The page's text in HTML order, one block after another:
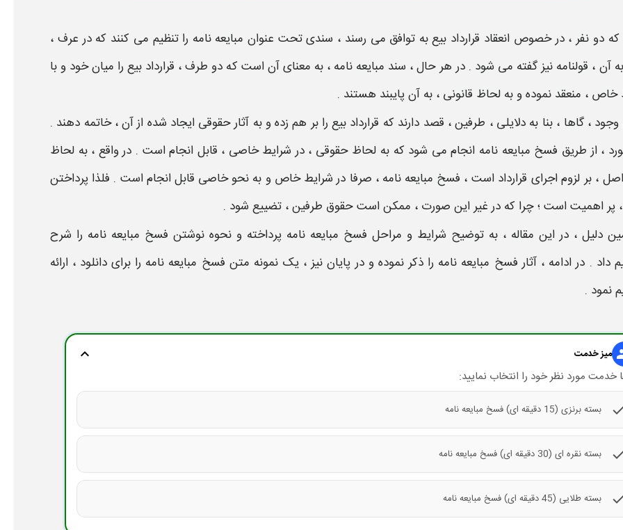
که دو نفر ، در خصوص انعقاد قرارداد بیعبه توافق می رسند ، سندی تحت عنوان مبایعه نامه را تنظیم می کنند که در عرف ،
آن ، قولنامه نیز گفته می شود . در هر حال ، سند مبایعه نامه ، به معنای آن است که دو طرف ، قرارداد بیع را میان خود و با
خاص ، منعقد نموده و به لحاظ قانونی ، به آن پایبند هستند .
وجود ، گاها ، بنا به دلایلی ، طرفین ، قصد دارند که قرارداد بیع را بر هم زده و به آثار حقوقی ایجاد شده از آن ، خاتمه دهند .
، از طریق فسخ مبایعه نامه انجام می شود که به لحاظ حقوقی ، در شرایطخاصی ، قابل انجام است . در واقع ، به لحاظ
، بر لزوم اجرای قرارداد است ، فسخ مبایعه نامه ، صرفا درشرایطخاص و به نحوخاصی قابل انجام است . فلذا پرداختن
پر اهمیت است ؛ چرا که در غیر این صورت ، ممکن است حقوق طرفین ، تضییع شود .
دلیل ، در این مقاله ، به توضیح شرایط و مراحل فسخ مبایعه نامه پرداخته و نحوه نوشتن فسخ مبایعه نامه را شرح
داد . در ادامه ، آثار فسخ مبایعه نامه را ذکر نموده و در پایان نیز ، یک نمونه متن فسخ مبایعه نامه را برای دانلود ، ارائه
نمود .
میز خدمت expand_more
خدمت مورد نظر خود را انتخاب نمایید:
بسته برنزی (15 دقیقه ای) فسخ مبایعه نامه
بسته نقره ای (30 دقیقه ای) فسخ مبایعه نامه
بسته طلایی (45 دقیقه ای) فسخ مبایعه نامه